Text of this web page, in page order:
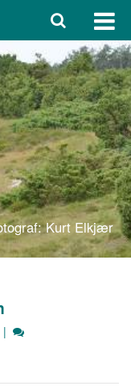
Kurt Elkjær
|